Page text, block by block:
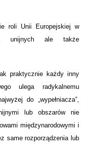
roli Unii Europejskiej w
unijnych ale także
praktycznie każdy inny
ulega radykalnemu
do „wypełniacza”,
lub obszarów nie
międzynarodowymi i
same rozporządzenia lub